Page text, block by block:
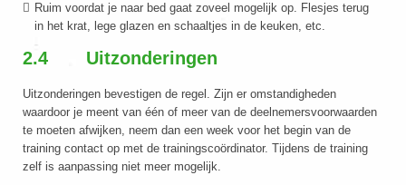
Ruim voordat je naar bed gaat zoveel mogelijk op. Flesjes terug
in het krat, lege glazen en schaaltjes in de keuken, etc.
2.4 Uitzonderingen
Uitzonderingen bevestigen de regel. Zijn er omstandigheden
waardoor je meent van één of meer van de deelnemersvoorwaarden
te moeten afwijken, neem dan een week voor het begin van de
training contact op met de trainingscoördinator. Tijdens de training
zelf is aanpassing niet meer mogelijk.